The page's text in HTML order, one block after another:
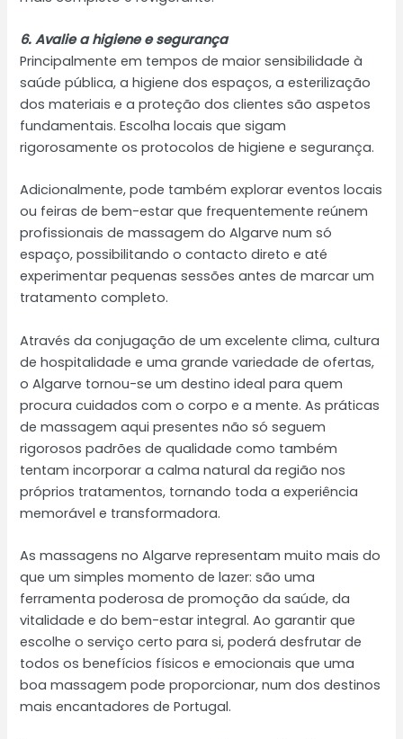
6. Avalie a higiene e segurança
Principalmente em tempos de maior sensibilidade à
saúde pública, a higiene dos espaços, a esterilização
dos materiais e a proteção dos clientes são aspetos
fundamentais. Escolha locais que sigam
rigorosamente os protocolos de higiene e segurança.
Adicionalmente, pode também explorar eventos locais
ou feiras de bem-estar que frequentemente reúnem
profissionais de massagem do Algarve num só
espaço, possibilitando o contacto direto e até
experimentar pequenas sessões antes de marcar um
tratamento completo.
Através da conjugação de um excelente clima, cultura
de hospitalidade e uma grande variedade de ofertas,
o Algarve tornou-se um destino ideal para quem
procura cuidados com o corpo e a mente. As práticas
de massagem aqui presentes não só seguem
rigorosos padrões de qualidade como também
tentam incorporar a calma natural da região nos
próprios tratamentos, tornando toda a experiência
memorável e transformadora.
As massagens no Algarve representam muito mais do
que um simples momento de lazer: são uma
ferramenta poderosa de promoção da saúde, da
vitalidade e do bem-estar integral. Ao garantir que
escolhe o serviço certo para si, poderá desfrutar de
todos os benefícios físicos e emocionais que uma
boa massagem pode proporcionar, num dos destinos
mais encantadores de Portugal.